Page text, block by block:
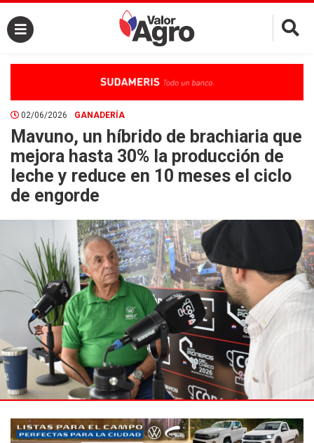
×
02/06/2026 GANADERÍA
Mavuno, un híbrido de brachiaria que
mejora hasta 30% la producción de
leche y reduce en 10 meses el ciclo
de engorde